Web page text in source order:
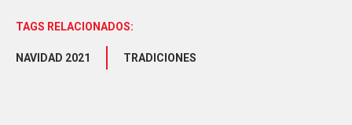
TAGS RELACIONADOS:
NAVIDAD 2021 TRADICIONES